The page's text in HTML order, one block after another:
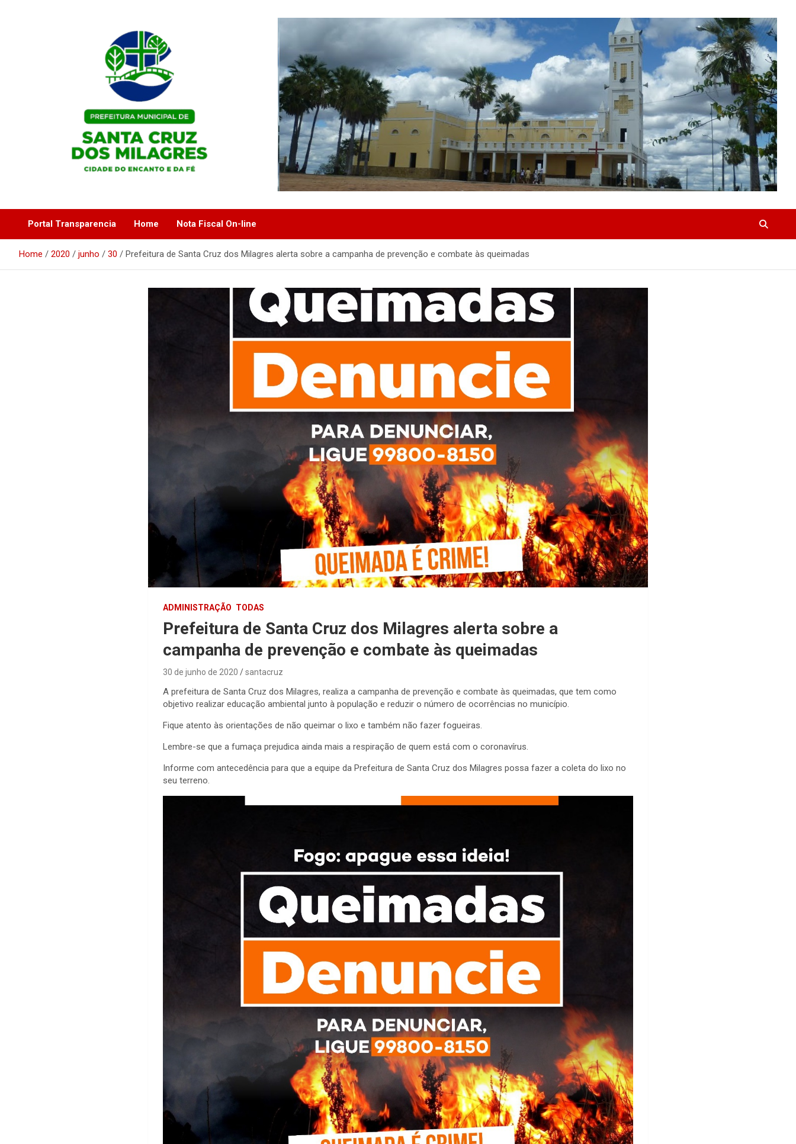
Cruz dos Milagres / PI
Portal Transparencia Home Nota Fiscal On-line
Home 2020 junho 30 Prefeitura de Santa Cruz dos Milagres alerta sobre a campanha de prevenção e combate às queimadas
ADMINISTRAÇÃO TODAS
Prefeitura de Santa Cruz dos Milagres alerta sobre a
campanha de prevenção e combate às queimadas
30 de junho de 2020 santacruz
A prefeitura de Santa Cruz dos Milagres, realiza a campanha de prevenção e combate às queimadas, que tem como
objetivo realizar educação ambiental junto à população e reduzir o número de ocorrências no município.
Fique atento às orientações de não queimar o lixo e também não fazer fogueiras.
Lembre-se que a fumaça prejudica ainda mais a respiração de quem está com o coronavírus.
Informe com antecedência para que a equipe da Prefeitura de Santa Cruz dos Milagres possa fazer a coleta do lixo no
seu terreno.